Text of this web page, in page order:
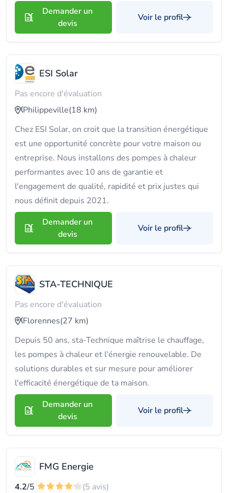
Demander un
devis
Voir le profil
ESI Solar
Pas encore d'évaluation
Philippeville(18 km)
Chez ESI Solar, on croit que la transition énergétique
est une opportunité concrète pour votre maison ou
entreprise. Nous installons des pompes à chaleur
performantes avec 10 ans de garantie et
l'engagement de qualité, rapidité et prix justes qui
nous définit depuis 2021.
Demander un
devis
Voir le profil
STA-TECHNIQUE
Pas encore d'évaluation
Florennes(27 km)
Depuis 50 ans, sta-Technique maîtrise le chauffage,
les pompes à chaleur et l'énergie renouvelable. De
solutions durables et sur mesure pour améliorer
l'efficacité énergétique de ta maison.
Demander un
devis
Voir le profil
FMG Energie
4.2/5
(5 avis)